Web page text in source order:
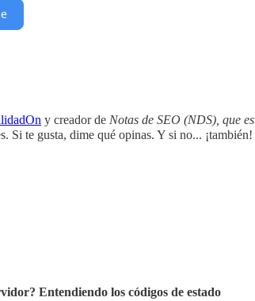
y creador de Notas de SEO (NDS), que
Si te gusta, dime qué opinas. Y si no...
Entendiendo los códigos de estado